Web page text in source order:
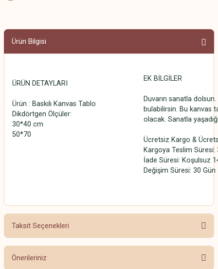
Ürün Bilgisi
ÜRÜN DETAYLARI
Ürün : Baskılı Kanvas Tablo
Dikdörtgen Ölçüler:
30*40 cm
50*70
EK BİLGİLER
Duvarın sanatla
bulabilirsin. Bu kanvas
olacak. Sanatla
Ücretsiz Kargo &
Kargoya Teslim
İade Süresi: Koşulsuz
Değişim Süresi: 30 Gün
Taksit Seçenekleri
Önerileriniz